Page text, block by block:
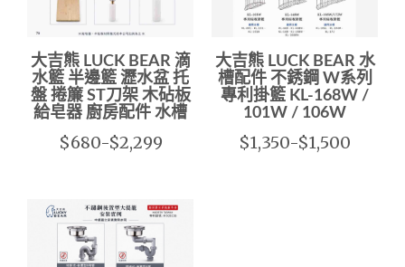
大吉熊 LUCK BEAR 滴
水籃 半邊籃 瀝水盆 托
盤 捲簾 ST刀架 木砧板
給皂器 廚房配件 水槽
$680-$2,299
大吉熊 LUCK BEAR 水
槽配件 不銹鋼 W系列
專利掛籃 KL-168W /
101W / 106W
$1,350-$1,500